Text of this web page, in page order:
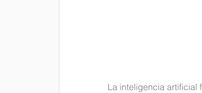
La inteligencia artificial